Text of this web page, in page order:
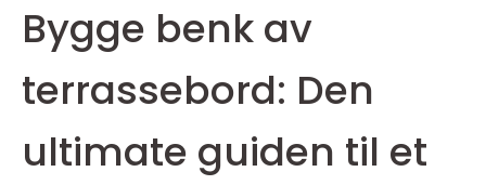
Bygge benk av
terrassebord: Den
ultimate guiden til et